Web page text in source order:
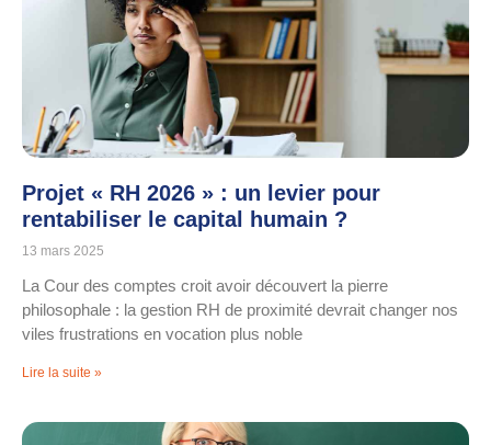
Projet « RH 2026 » : un levier pour
rentabiliser le capital humain ?
13 mars 2025
La Cour des comptes croit avoir découvert la pierre
philosophale : la gestion RH de proximité devrait changer nos
viles frustrations en vocation plus noble
Lire la suite »